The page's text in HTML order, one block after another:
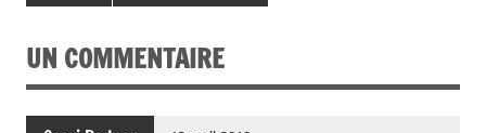
UN COMMENTAIRE